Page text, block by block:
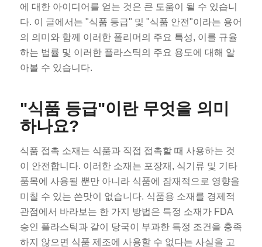
에 대한 아이디어를 얻는 것은 큰 도움이 될 수 있습니
다. 이 글에서는 "식품 등급" 및 "식품 안전"이라는 용어
의 의미와 함께 이러한 폴리머의 주요 특성, 이를 규율
하는 법률 및 이러한 플라스틱의 주요 용도에 대해 알
아볼 수 있습니다.
"식품 등급"이란 무엇을 의미
하나요?
식품 접촉 소재는 식품과 직접 접촉할 때 사용하는 것
이 안전합니다. 이러한 소재는 포장재, 식기류 및 기타
품목에 사용될 뿐만 아니라 식품에 잠재적으로 영향을
미칠 수 있는 쓴맛이 없습니다. 식품용 소재를 경제적
관점에서 바라보는 한 가지 방법은 특정 소재가 FDA
승인 플라스틱과 같이 당국이 부과한 특정 조건을 충족
하지 않으면 식품 제조에 사용할 수 없다는 사실을 고